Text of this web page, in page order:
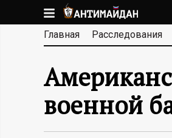
к
основномуА
Н
Т
И
Главная Расследования
военной